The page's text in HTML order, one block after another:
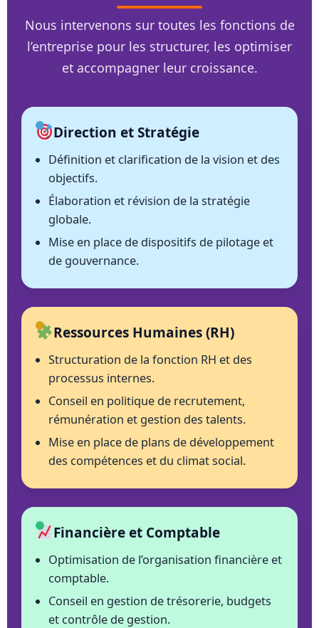
Nous intervenons sur toutes les fonctions de
l’entreprise pour les structurer, les optimiser
et accompagner leur croissance.
Direction et Stratégie
Définition et clarification de la vision et des
objectifs.
Élaboration et révision de la stratégie
globale.
Mise en place de dispositifs de pilotage et
de gouvernance.
Ressources Humaines (RH)
Structuration de la fonction RH et des
processus internes.
Conseil en politique de recrutement,
rémunération et gestion des talents.
Mise en place de plans de développement
des compétences et du climat social.
Financière et Comptable
Optimisation de l’organisation financière et
comptable.
Conseil en gestion de trésorerie, budgets
et contrôle de gestion.